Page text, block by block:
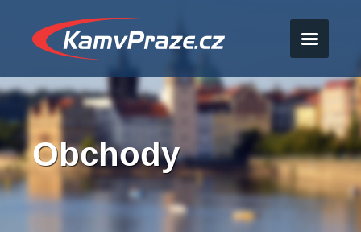
Obchody